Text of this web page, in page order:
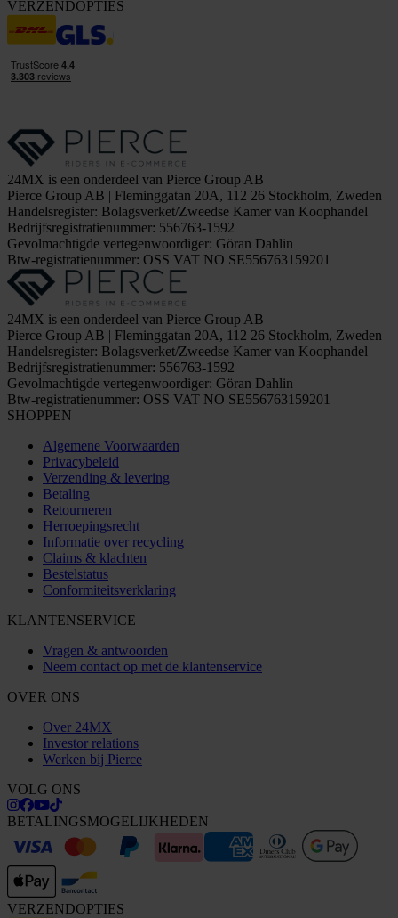
VERZENDOPTIES
24MX is een onderdeel van Pierce Group AB
Pierce Group AB | Fleminggatan 20A, 112 26 Stockholm, Zweden
Handelsregister: Bolagsverket/Zweedse Kamer van Koophandel
Bedrijfsregistratienummer: 556763-1592
Gevolmachtigde vertegenwoordiger: Göran Dahlin
Btw-registratienummer: OSS VAT NO SE556763159201
24MX is een onderdeel van Pierce Group AB
Pierce Group AB | Fleminggatan 20A, 112 26 Stockholm, Zweden
Handelsregister: Bolagsverket/Zweedse Kamer van Koophandel
Bedrijfsregistratienummer: 556763-1592
Gevolmachtigde vertegenwoordiger: Göran Dahlin
Btw-registratienummer: OSS VAT NO SE556763159201
SHOPPEN
Algemene Voorwaarden
Privacybeleid
Verzending & levering
Betaling
Retourneren
Herroepingsrecht
Informatie over recycling
Claims & klachten
Bestelstatus
Conformiteitsverklaring
KLANTENSERVICE
Vragen & antwoorden
Neem contact op met de klantenservice
OVER ONS
Over 24MX
Investor relations
Werken bij Pierce
VOLG ONS
BETALINGSMOGELIJKHEDEN
VERZENDOPTIES